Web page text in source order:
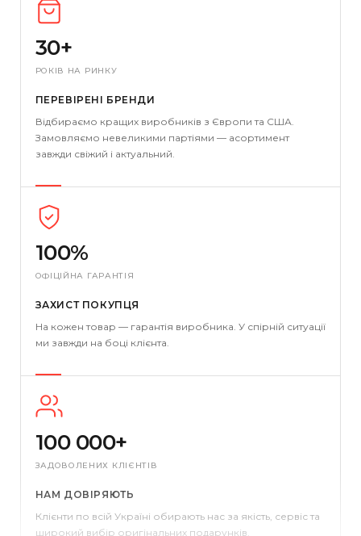
30+
РОКІВ НА РИНКУ
ПЕРЕВІРЕНІ БРЕНДИ
Відбираємо кращих виробників з Європи та США.
Замовляємо невеликими партіями — асортимент
завжди свіжий і актуальний.
100%
ОФІЦІЙНА ГАРАНТІЯ
ЗАХИСТ ПОКУПЦЯ
На кожен товар — гарантія виробника. У спірній ситуації
ми завжди на боці клієнта.
100 000+
ЗАДОВОЛЕНИХ КЛІЄНТІВ
НАМ ДОВІРЯЮТЬ
Клієнти по всій Україні обирають нас за якість, сервіс та
широкий вибір оригінальних подарунків.